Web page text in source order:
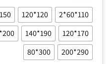
110*60*2
120*120
150*80*1
170*120
190*140
200*80
290*200
300*80